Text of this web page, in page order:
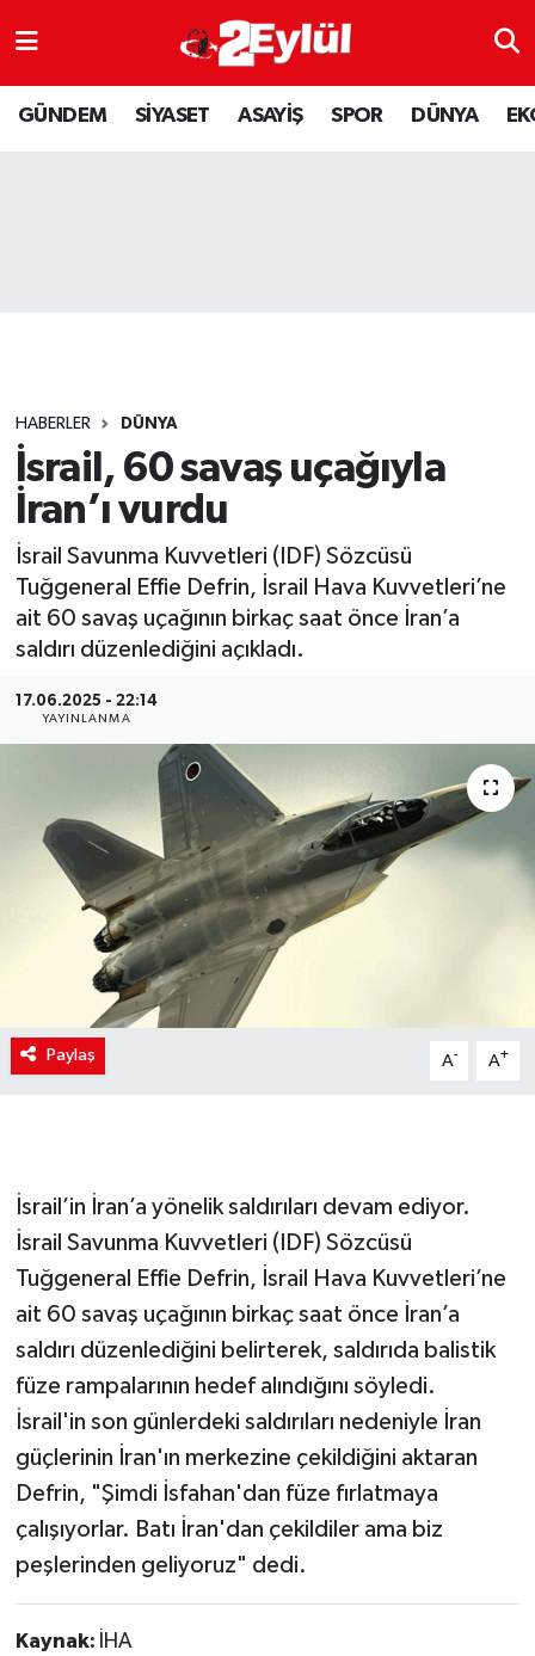
GÜNDEM SİYASET ASAYİŞ SPOR DÜNYA
HABERLER DÜNYA
İsrail, 60 savaş uçağıyla
İran’ı vurdu
İsrail Savunma Kuvvetleri (IDF) Sözcüsü
Tuğgeneral Effie Defrin, İsrail Hava Kuvvetleri’ne
ait 60 savaş uçağının birkaç saat önce İran’a
saldırı düzenlediğini açıkladı.
17.06.2025 - 22:14
YAYINLANMA
Paylaş A- A+
İsrail’in İran’a yönelik saldırıları devam ediyor.
İsrail Savunma Kuvvetleri (IDF) Sözcüsü
Tuğgeneral Effie Defrin, İsrail Hava Kuvvetleri’ne
ait 60 savaş uçağının birkaç saat önce İran’a
saldırı düzenlediğini belirterek, saldırıda balistik
füze rampalarının hedef alındığını söyledi.
İsrail'in son günlerdeki saldırıları nedeniyle İran
güçlerinin İran'ın merkezine çekildiğini aktaran
Defrin, "Şimdi İsfahan'dan füze fırlatmaya
çalışıyorlar. Batı İran'dan çekildiler ama biz
peşlerinden geliyoruz" dedi.
Kaynak: İHA
ASAYİŞ
DÜNYA
SPOR
YAŞAM
Nöbetçi Eczaneler
Hava Durumu
Son Dakika Haberleri
Haber Arşivi